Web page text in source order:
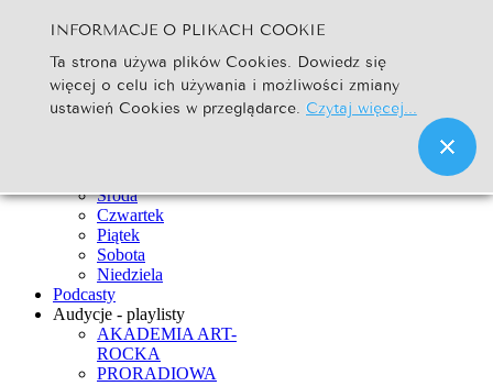
Szukaj... Go
Strona Główna
Newsy
Środa
Czwartek
Piątek
Sobota
Niedziela
Podcasty
Audycje - playlisty
AKADEMIA ART-
ROCKA
PRORADIOWA
INFORMACJE O PLIKACH COOKIE
Ta strona używa plików Cookies. Dowiedz się
więcej o celu ich używania i możliwości zmiany
ustawień Cookies w przeglądarce. Czytaj więcej...